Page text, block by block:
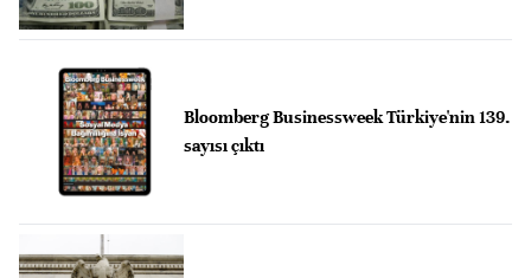
Bloomberg Businessweek Türkiye'nin 139.
sayısı çıktı